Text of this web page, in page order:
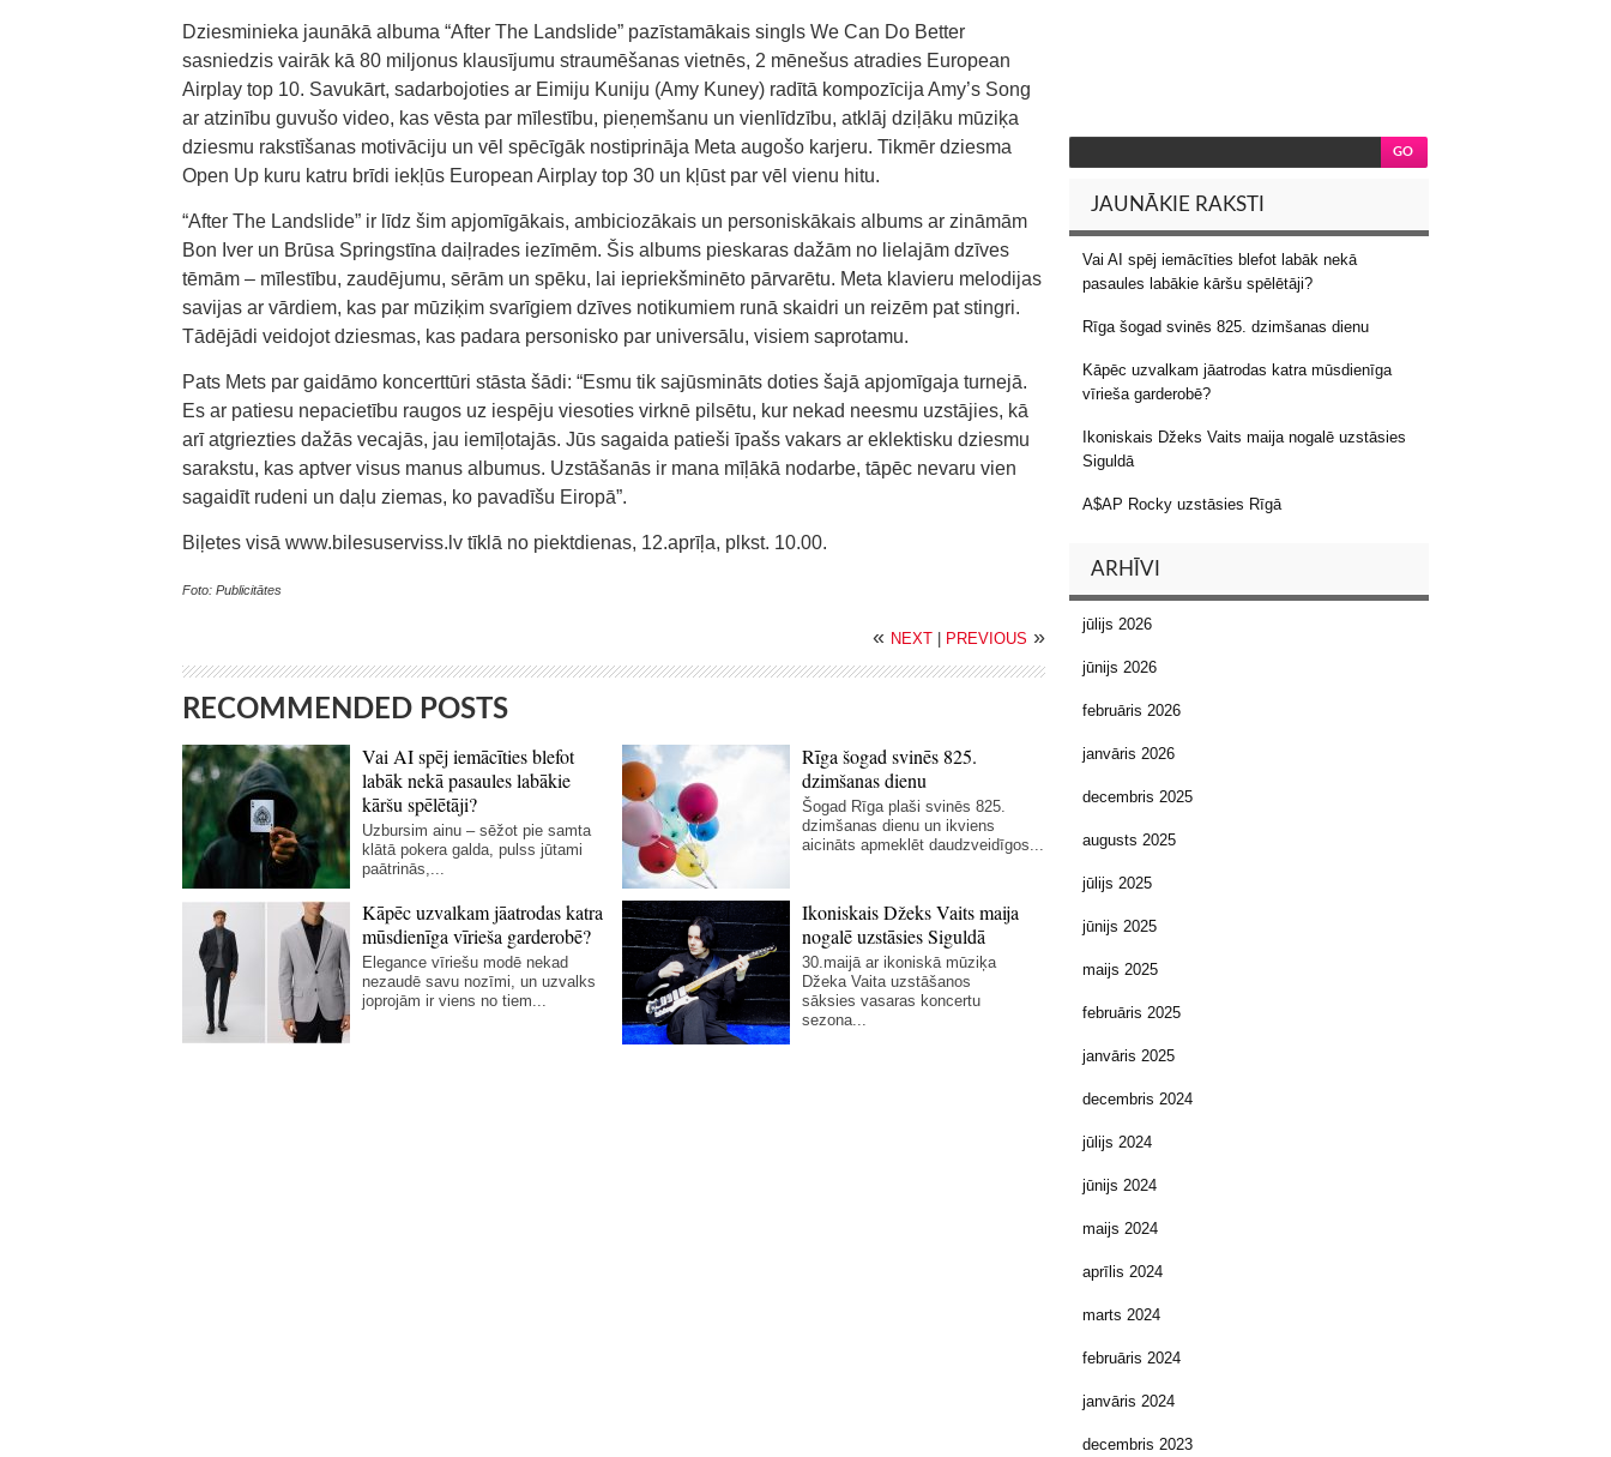
Dziesminieka jaunākā albuma “After The Landslide” pazīstamākais singls We Can Do Better
sasniedzis vairāk kā 80 miljonus klausījumu straumēšanas vietnēs, 2 mēnešus atradies European
Airplay top 10. Savukārt, sadarbojoties ar Eimiju Kuniju (Amy Kuney) radītā kompozīcija Amy’s Song
ar atzinību guvušo video, kas vēsta par mīlestību, pieņemšanu un vienlīdzību, atklāj dziļāku mūziķa
dziesmu rakstīšanas motivāciju un vēl spēcīgāk nostiprināja Meta augošo karjeru. Tikmēr dziesma
Open Up kuru katru brīdi iekļūs European Airplay top 30 un kļūst par vēl vienu hitu.
“After The Landslide” ir līdz šim apjomīgākais, ambiciozākais un personiskākais albums ar zināmām
Bon Iver un Brūsa Springstīna daiļrades iezīmēm. Šis albums pieskaras dažām no lielajām dzīves
tēmām – mīlestību, zaudējumu, sērām un spēku, lai iepriekšminēto pārvarētu. Meta klavieru melodijas
savijas ar vārdiem, kas par mūziķim svarīgiem dzīves notikumiem runā skaidri un reizēm pat stingri.
Tādējādi veidojot dziesmas, kas padara personisko par universālu, visiem saprotamu.
Pats Mets par gaidāmo koncerttūri stāsta šādi: “Esmu tik sajūsmināts doties šajā apjomīgaja turnejā.
Es ar patiesu nepacietību raugos uz iespēju viesoties virknē pilsētu, kur nekad neesmu uzstājies, kā
arī atgriezties dažās vecajās, jau iemīļotajās. Jūs sagaida patieši īpašs vakars ar eklektisku dziesmu
sarakstu, kas aptver visus manus albumus. Uzstāšanās ir mana mīļākā nodarbe, tāpēc nevaru vien
sagaidīt rudeni un daļu ziemas, ko pavadīšu Eiropā”.
Biļetes visā www.bilesuserviss.lv tīklā no piektdienas, 12.aprīļa, plkst. 10.00.
Foto: Publicitātes
« NEXT PREVIOUS »
RECOMMENDED POSTS
Vai AI spēj iemācīties blefot
labāk nekā pasaules labākie
kāršu spēlētāji?
Uzbursim ainu – sēžot pie samta
klātā pokera galda, pulss jūtami
paātrinās,...
Rīga šogad svinēs 825.
dzimšanas dienu
Šogad Rīga plaši svinēs 825.
dzimšanas dienu un ikviens
aicināts apmeklēt daudzveidīgos...
Kāpēc uzvalkam jāatrodas katra
mūsdienīga vīrieša garderobē?
Elegance vīriešu modē nekad
nezaudē savu nozīmi, un uzvalks
joprojām ir viens no tiem...
Ikoniskais Džeks Vaits maija
nogalē uzstāsies Siguldā
30.maijā ar ikoniskā mūziķa
Džeka Vaita uzstāšanos
sāksies vasaras koncertu
sezona...
JAUNĀKIE RAKSTI
Vai AI spēj iemācīties blefot labāk nekā
pasaules labākie kāršu spēlētāji?
Rīga šogad svinēs 825. dzimšanas dienu
Kāpēc uzvalkam jāatrodas katra mūsdienīga
vīrieša garderobē?
Ikoniskais Džeks Vaits maija nogalē uzstāsies
Siguldā
A$AP Rocky uzstāsies Rīgā
ARHĪVI
jūlijs 2026
jūnijs 2026
februāris 2026
janvāris 2026
decembris 2025
augusts 2025
jūlijs 2025
jūnijs 2025
maijs 2025
februāris 2025
janvāris 2025
decembris 2024
jūlijs 2024
jūnijs 2024
maijs 2024
aprīlis 2024
marts 2024
februāris 2024
janvāris 2024
decembris 2023